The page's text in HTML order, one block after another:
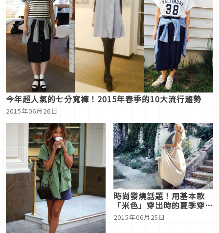
今年超人氣的七分寬褲！2015年春季的10大流行趨勢
2015年06月26日
時尚發燒話題！用基本款
「米色」穿出時的夏季穿搭
推薦
2015年06月25日